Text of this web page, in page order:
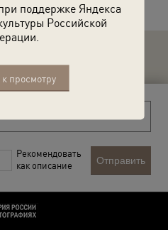
поддержке Яндекса
Российской
просмотру
Рекомендовать
как описание
Отправить